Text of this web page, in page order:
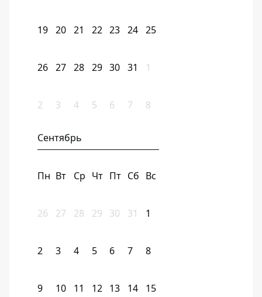
19 20 21 22 23 24 25
26 27 28 29 30 31 1
2 3 4 5 6 7 8
Сентябрь
Пн Вт Ср Чт Пт Сб Вс
26 27 28 29 30 31 1
2 3 4 5 6 7 8
9 10 11 12 13 14 15